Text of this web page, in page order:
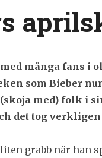
många fans i
som Bieber
med) folk i
det tog
grabb när han